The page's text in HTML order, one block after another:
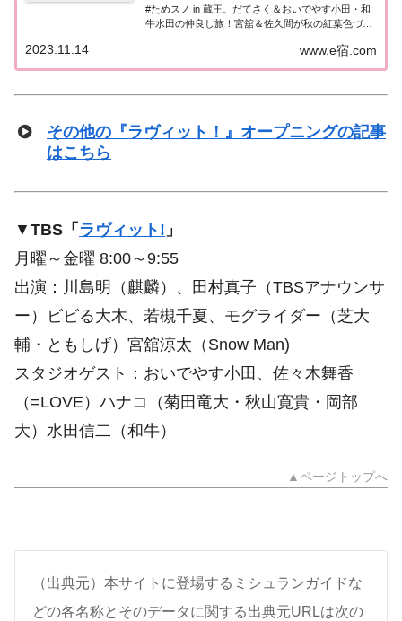
#ためスノ in 蔵王。だてさく＆おいでやす小田・和
牛水田の仲良し旅！宮舘＆佐久間が秋の紅葉色づく
の絶景を見られるか⁉大自然満喫！訪れたスポット
や食べたグルメなど、紹介された情...
www.e宿.com
2023.11.14
その他の『ラヴィット！』オープニングの記事
はこちら
▼ TBS「 ラヴィット! 」
月曜～金曜 8:00～9:55
出演：川島明（麒麟）、田村真子（TBSアナウンサ
ー）ビビる大木、若槻千夏、モグライダー（芝大
輔・ともしげ）宮舘涼太（Snow Man)
スタジオゲスト：おいでやす小田、佐々木舞香
（=LOVE）ハナコ（菊田竜大・秋山寛貴・岡部
大）水田信二（和牛）
▲ページトップへ
（出典元）本サイトに登場するミシュランガイドな
どの各名称とそのデータに関する出典元URLは次の